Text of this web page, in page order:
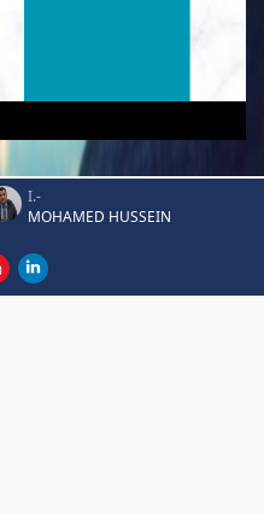
I.-
MOHAMED HUSSEIN